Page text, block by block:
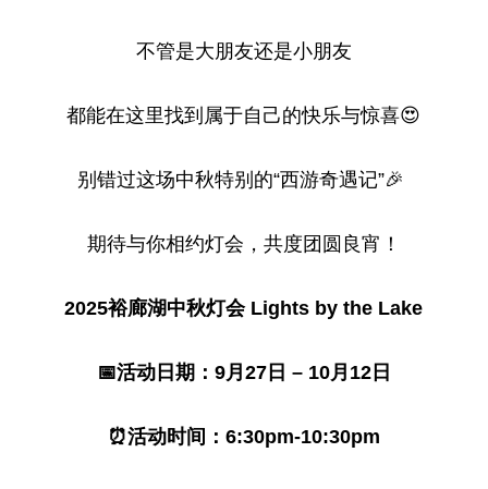
不管是大朋友还是小朋友
都能在这里找到属于自己的快乐与惊喜😍
别错过这场中秋特别的“西游奇遇记”🎉
期待与你相约灯会，共度团圆良宵！
2025裕廊湖中秋灯会 Lights by the Lake
📅活动日期：9月27日 – 10月12日
⏰活动时间：6:30pm-10:30pm